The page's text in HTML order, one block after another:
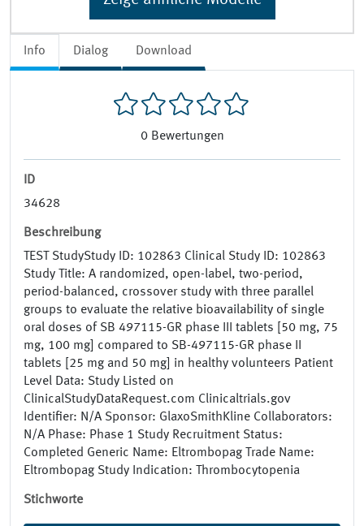
Info Dialog Download
0 Bewertungen
ID
34628
Beschreibung
TEST StudyStudy ID: 102863 Clinical Study ID: 102863
Study Title: A randomized, open-label, two-period,
period-balanced, crossover study with three parallel
groups to evaluate the relative bioavailability of single
oral doses of SB 497115-GR phase III tablets [50 mg, 75
mg, 100 mg] compared to SB-497115-GR phase II
tablets [25 mg and 50 mg] in healthy volunteers Patient
Level Data: Study Listed on
ClinicalStudyDataRequest.com Clinicaltrials.gov
Identifier: N/A Sponsor: GlaxoSmithKline Collaborators:
N/A Phase: Phase 1 Study Recruitment Status:
Completed Generic Name: Eltrombopag Trade Name:
Eltrombopag Study Indication: Thrombocytopenia
Stichworte